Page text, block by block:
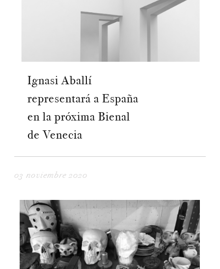
Ignasi Aballí
representará a España
en la próxima Bienal
de Venecia
03 noviembre 2020